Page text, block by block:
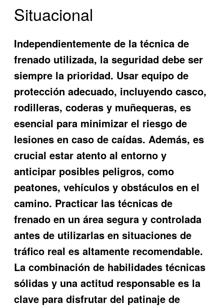
Situacional
Independientemente de la técnica de
frenado utilizada, la seguridad debe ser
siempre la prioridad. Usar equipo de
protección adecuado, incluyendo casco,
rodilleras, coderas y muñequeras, es
esencial para minimizar el riesgo de
lesiones en caso de caídas. Además, es
crucial estar atento al entorno y
anticipar posibles peligros, como
peatones, vehículos y obstáculos en el
camino. Practicar las técnicas de
frenado en un área segura y controlada
antes de utilizarlas en situaciones de
tráfico real es altamente recomendable.
La combinación de habilidades técnicas
sólidas y una actitud responsable es la
clave para disfrutar del patinaje de